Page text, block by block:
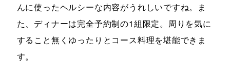
んに使ったヘルシーな内容がうれしいですね。ま
た、ディナーは完全予約制の1組限定。周りを気に
すること無くゆったりとコース料理を堪能できま
す。